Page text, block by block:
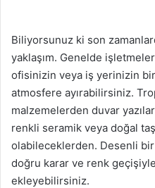
Biliyorsunuz ki son
yaklaşım. Genelde
ofisinizin veya iş yerinizin bir
atmosfere ayırabilirsiniz.
malzemelerden duvar
renkli seramik veya doğal
olabileceklerden. Desenli bir
doğru karar ve renk
ekleyebilirsiniz.